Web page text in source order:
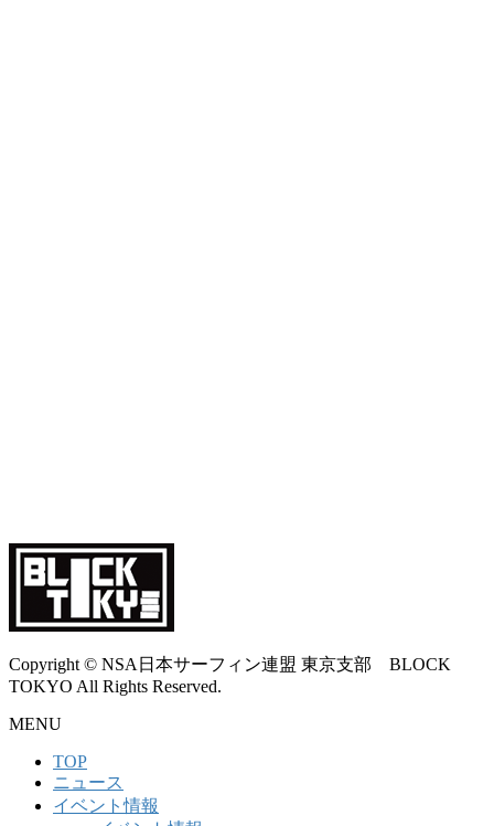
Copyright © NSA日本サーフィン連盟 東京支部 BLOCK
TOKYO All Rights Reserved.
MENU
TOP
ニュース
イベント情報